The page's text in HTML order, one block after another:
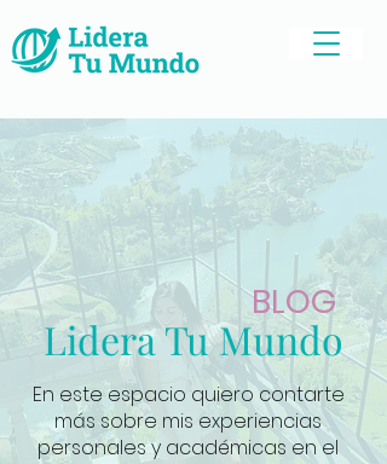
Lidera Tu Mundo
BLOG
En este espacio quiero contarte
más sobre mis experiencias
personales y académicas en el